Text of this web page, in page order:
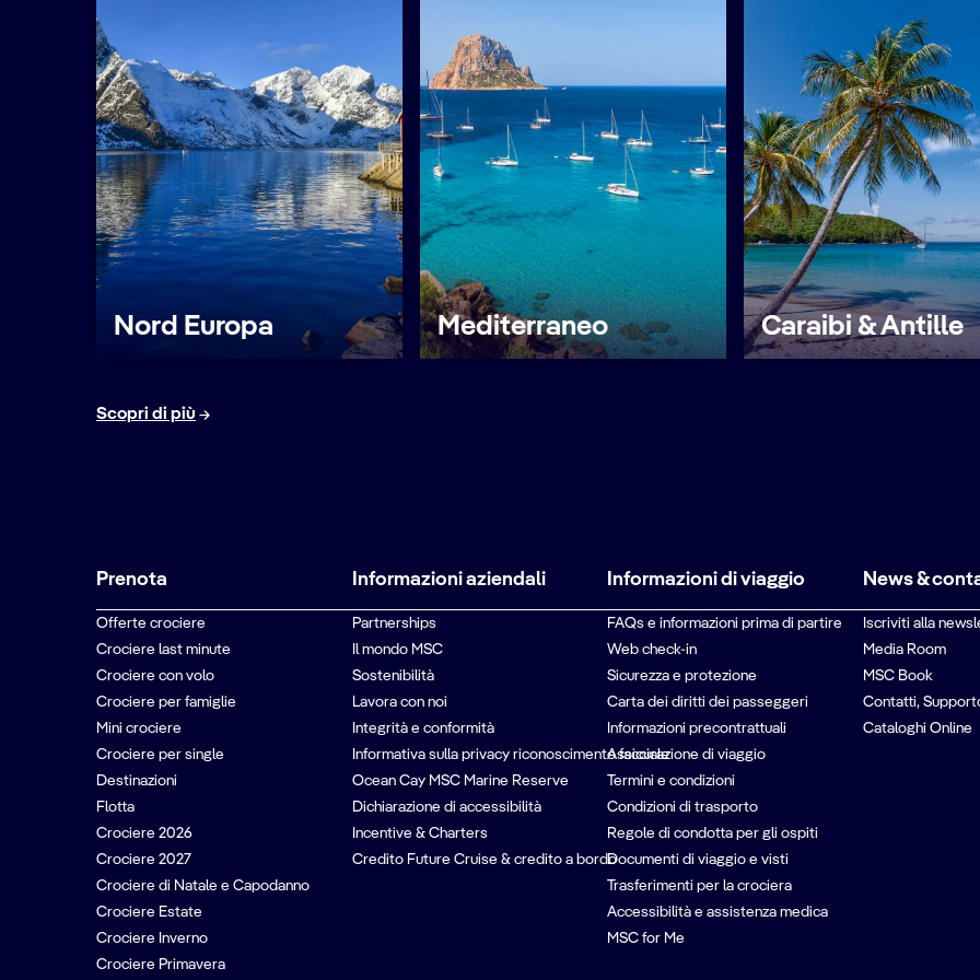
Nord Europa Mediterraneo Caraibi & Antille
Scopri di più
Prenota
Offerte crociere
Crociere last minute
Crociere con volo
Crociere per famiglie
Mini crociere
Crociere per single
Destinazioni
Flotta
Crociere 2026
Crociere 2027
Crociere di Natale e Capodanno
Crociere Estate
Crociere Inverno
Crociere Primavera
Informazioni aziendali
Partnerships
Il mondo MSC
Sostenibilità
Lavora con noi
Integrità e conformità
Informativa sulla privacy riconoscimento facciale
Ocean Cay MSC Marine Reserve
Dichiarazione di accessibilità
Incentive & Charters
Credito Future Cruise & credito a bordo
Informazioni di viaggio
FAQs e informazioni prima di partire
Web check-in
Sicurezza e protezione
Carta dei diritti dei passeggeri
Informazioni precontrattuali
Assicurazione di viaggio
Termini e condizioni
Condizioni di trasporto
Regole di condotta per gli ospiti
Documenti di viaggio e visti
Trasferimenti per la crociera
Accessibilità e assistenza medica
MSC for Me
News &
Iscriviti alla
Media Room
MSC Book
Contatti,
Cataloghi Online